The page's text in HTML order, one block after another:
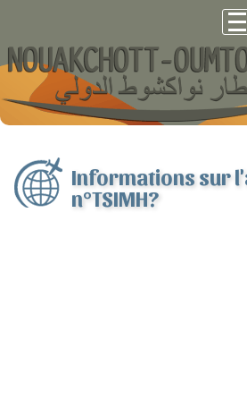
Informations sur
n°TSIMH?